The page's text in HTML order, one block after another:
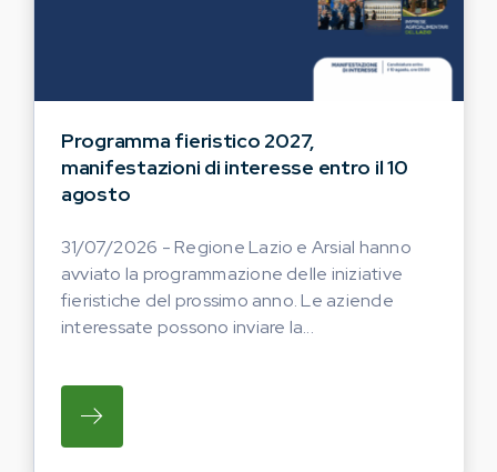
Programma fieristico 2027,
manifestazioni di interesse entro il 10
agosto
31/07/2026 - Regione Lazio e Arsial hanno
avviato la programmazione delle iniziative
fieristiche del prossimo anno. Le aziende
interessate possono inviare la...
SU REGIONE LAZIO E ARSIAL HANNO